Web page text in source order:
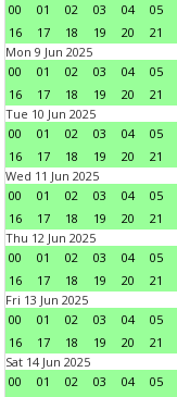
00
01 02 03 04 05
16
17 18 19 20 21
Mon 9 Jun 2025
00
01 02 03 04 05
16
17 18 19 20 21
Tue 10 Jun 2025
00
01 02 03 04 05
16
17 18 19 20 21
Wed 11 Jun 2025
00
01 02 03 04 05
16
17 18 19 20 21
Thu 12 Jun 2025
00
01 02 03 04 05
16
17 18 19 20 21
Fri 13 Jun 2025
00
01 02 03 04 05
16
17 18 19 20 21
Sat 14 Jun 2025
00
01 02 03 04 05